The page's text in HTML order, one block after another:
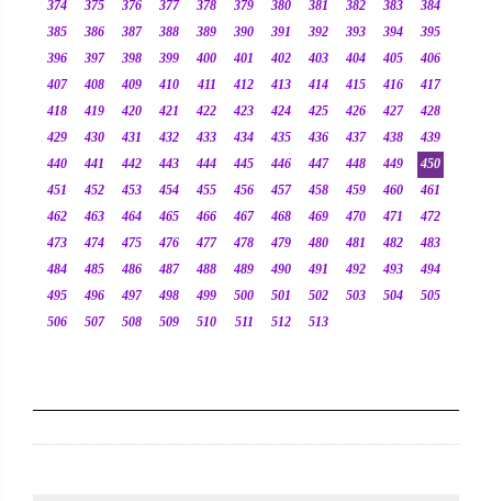
374
375 376 377 378 379 380 381 382 383
384
385
386 387 388 389 390 391 392 393 394
395
396
397 398 399 400 401 402 403 404 405
406
407
408 409 410 411 412 413 414 415 416
417
418
419 420 421 422 423 424 425 426 427
428
429
430 431 432 433 434 435 436 437 438
439
440
441 442 443 444 445 446 447 448 449
450
451
452 453 454 455 456 457 458 459 460
461
462
463 464 465 466 467 468 469 470 471
472
473
474 475 476 477 478 479 480 481 482
483
484
485 486 487 488 489 490 491 492 493
494
495
496 497 498 499 500 501 502 503 504
505
506
507 508 509 510 511 512 513